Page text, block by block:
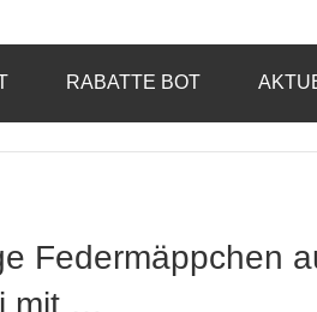
RABATTE BOT
Federmäppchen
mit …